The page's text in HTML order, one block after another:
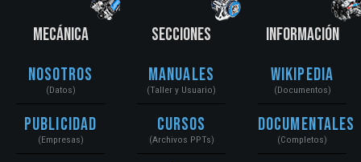
MECÁNICA
Nosotros
(Datos)
Publicidad
(Empresas)
SECCIONES
Manuales
(Taller y Usuario)
Cursos
(Archivos PPTs)
INFORMACIÓN
Wikipedia
(Documentos)
Documentales
(Completos)